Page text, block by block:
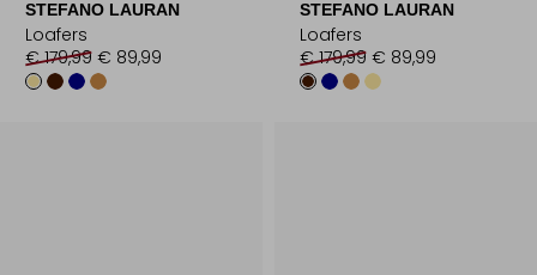
STEFANO LAURAN
Loafers
€ 179,99 € 89,99
STEFANO LAURAN
Loafers
€ 179,99 € 89,99